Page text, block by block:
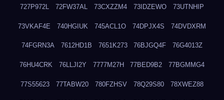
727P972L 72FW37AL 73CXZZM4 73IDZEWO 73UTNHIP
73VKAF4E 740HGIUK 745ACL1O 74DPJX4S 74DVDXRM
74FGRN3A 7612HD1B 7651K273 76BJGQ4F 76G4013Z
76HU4CRK 76LLJI2Y 7777M27H 77BED9B2 77BGMMG4
77S55623 77TABW20 780FZHSV 78Q29S80 78XWEZ88